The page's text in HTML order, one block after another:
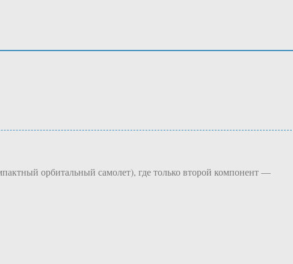
орбитальный самолет), где только второй компонент —